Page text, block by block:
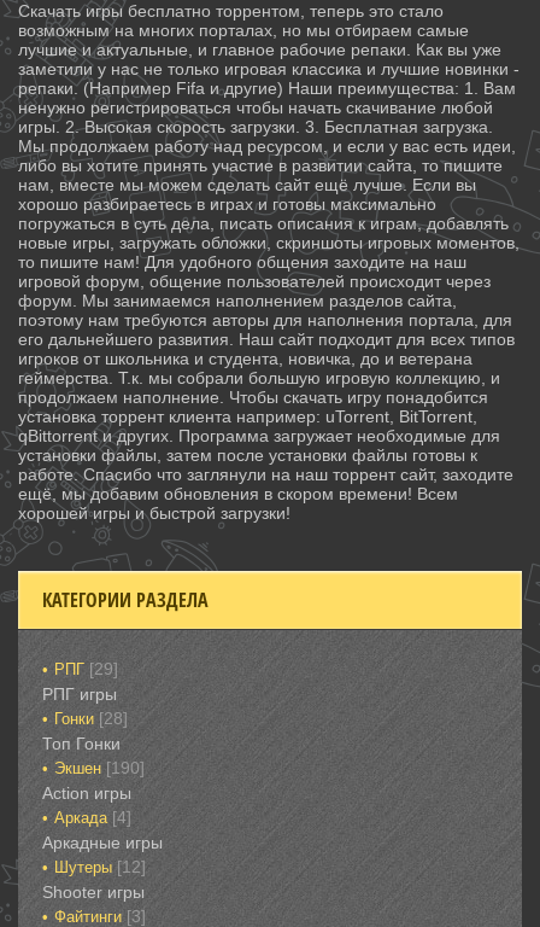
Скачать игры бесплатно торрентом, теперь это стало
возможным на многих порталах, но мы отбираем самые
лучшие и актуальные, и главное рабочие репаки. Как вы уже
заметили у нас не только игровая классика и лучшие новинки -
репаки. (Например Fifa и другие) Наши преимущества: 1. Вам
ненужно регистрироваться чтобы начать скачивание любой
игры. 2. Высокая скорость загрузки. 3. Бесплатная загрузка.
Мы продолжаем работу над ресурсом, и если у вас есть идеи,
либо вы хотите принять участие в развитии сайта, то пишите
нам, вместе мы можем сделать сайт ещё лучше. Если вы
хорошо разбираетесь в играх и готовы максимально
погружаться в суть дела, писать описания к играм, добавлять
новые игры, загружать обложки, скриншоты игровых моментов,
то пишите нам! Для удобного общения заходите на наш
игровой форум, общение пользователей происходит через
форум. Мы занимаемся наполнением разделов сайта,
поэтому нам требуются авторы для наполнения портала, для
его дальнейшего развития. Наш сайт подходит для всех типов
игроков от школьника и студента, новичка, до и ветерана
геймерства. Т.к. мы собрали большую игровую коллекцию, и
продолжаем наполнение. Чтобы скачать игру понадобится
установка торрент клиента например: uTorrent, BitTorrent,
qBittorrent и других. Программа загружает необходимые для
установки файлы, затем после установки файлы готовы к
работе. Спасибо что заглянули на наш торрент сайт, заходите
ещё, мы добавим обновления в скором времени! Всем
хорошей игры и быстрой загрузки!
КАТЕГОРИИ РАЗДЕЛА
РПГ [29]
РПГ игры
Гонки‎ [28]
Топ Гонки‎
Экшен [190]
‎Action игры
Аркада‎ [4]
Аркадные игры
Шутеры‎ [12]
‎Shooter игры
Файтинги‎ [3]